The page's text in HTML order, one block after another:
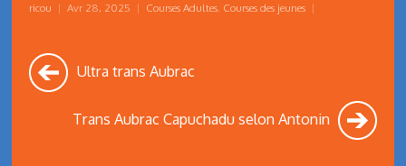
ricou | Avr 28, 2025 | Courses Adultes, Courses des jeunes |
Ultra trans Aubrac
Trans Aubrac Capuchadu selon Antonin